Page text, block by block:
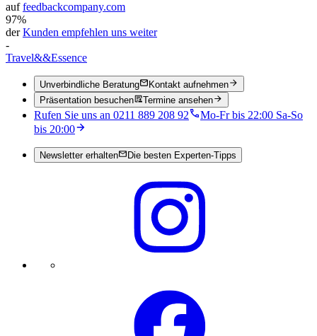
auffeedbackcompany.com
97%
derKunden empfehlen uns weiter
-
Travel&&Essence
Unverbindliche Beratung
Kontakt aufnehmen
Präsentation besuchen
Termine ansehen
Rufen Sie uns an 0211 889 208 92
Mo-Fr bis 22:00 Sa-So
bis 20:00
Newsletter erhalten Die besten Experten-Tipps